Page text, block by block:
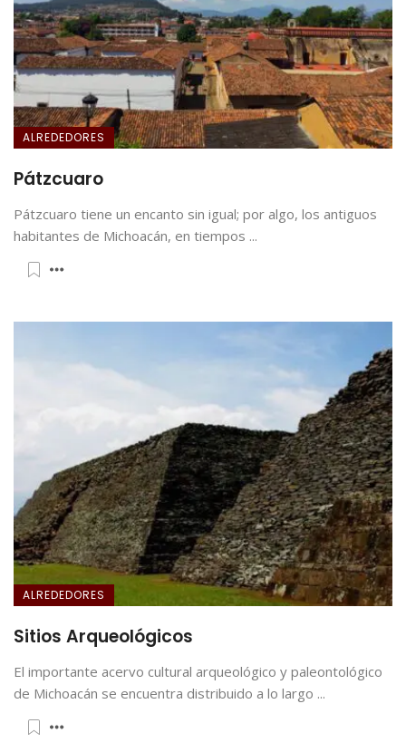
ALREDEDORES
Pátzcuaro
Pátzcuaro tiene un encanto sin igual; por algo, los antiguos
habitantes de Michoacán, en tiempos ...
ALREDEDORES
Sitios Arqueológicos
El importante acervo cultural arqueológico y paleontológico
de Michoacán se encuentra distribuido a lo largo ...